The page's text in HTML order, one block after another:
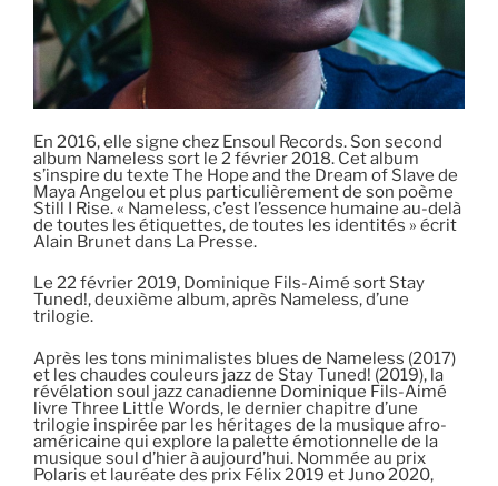
En 2016, elle signe chez Ensoul Records. Son second
album Nameless sort le 2 février 2018. Cet album
s’inspire du texte The Hope and the Dream of Slave de
Maya Angelou et plus particulièrement de son poème
Still I Rise. « Nameless, c’est l’essence humaine au-delà
de toutes les étiquettes, de toutes les identités » écrit
Alain Brunet dans La Presse.
Le 22 février 2019, Dominique Fils-Aimé sort Stay
Tuned!, deuxième album, après Nameless, d’une
trilogie.
Après les tons minimalistes blues de Nameless (2017)
et les chaudes couleurs jazz de Stay Tuned! (2019), la
révélation soul jazz canadienne Dominique Fils-Aimé
livre Three Little Words, le dernier chapitre d’une
trilogie inspirée par les héritages de la musique afro-
américaine qui explore la palette émotionnelle de la
musique soul d’hier à aujourd’hui. Nommée au prix
Polaris et lauréate des prix Félix 2019 et Juno 2020,